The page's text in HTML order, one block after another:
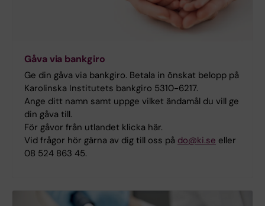
Gåva via bankgiro
Ge din gåva via bankgiro. Betala in önskat belopp på
Karolinska Institutets bankgiro 5310-6217.
Ange ditt namn samt uppge vilket ändamål du vill ge
din gåva till.
För gåvor från utlandet klicka här.
Vid frågor hör gärna av dig till oss på do@ki.se eller
08 524 863 45.